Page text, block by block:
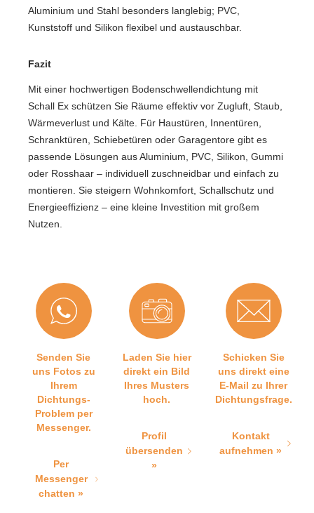
Aluminium und Stahl besonders langlebig; PVC,
Kunststoff und Silikon flexibel und austauschbar.
Fazit
Mit einer hochwertigen Bodenschwellendichtung mit
Schall Ex schützen Sie Räume effektiv vor Zugluft, Staub,
Wärmeverlust und Kälte. Für Haustüren, Innentüren,
Schranktüren, Schiebetüren oder Garagentore gibt es
passende Lösungen aus Aluminium, PVC, Silikon, Gummi
oder Rosshaar – individuell zuschneidbar und einfach zu
montieren. Sie steigern Wohnkomfort, Schallschutz und
Energieeffizienz – eine kleine Investition mit großem
Nutzen.
Senden Sie
uns Fotos zu
Ihrem
Dichtungs-
Problem per
Messenger.
Per
Messenger
chatten »
Laden Sie hier
direkt ein Bild
Ihres Musters
hoch.
Profil
übersenden
»
Schicken Sie
uns direkt eine
E-Mail zu Ihrer
Dichtungsfrage.
Kontakt
aufnehmen »